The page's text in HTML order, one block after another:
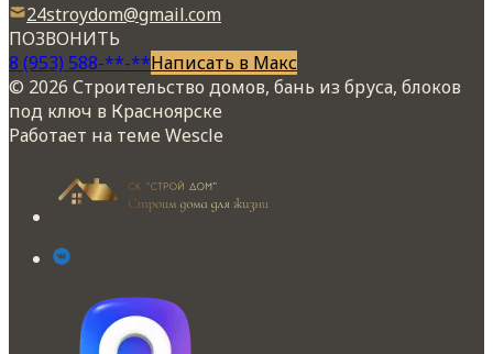
24stroydom@gmail.com
ПОЗВОНИТЬ
8 (953) 588-**-**Написать в Макс
© 2026 Строительство домов, бань из бруса, блоков
под ключ в Красноярске
Работает на теме Wescle